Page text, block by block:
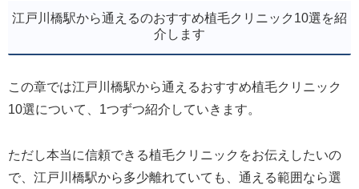
江戸川橋駅から通えるのおすすめ植毛クリニック10選を紹
介します
この章では江戸川橋駅から通えるおすすめ植毛クリニック
10選について、1つずつ紹介していきます。
ただし本当に信頼できる植毛クリニックをお伝えしたいの
で、江戸川橋駅から多少離れていても、通える範囲なら選